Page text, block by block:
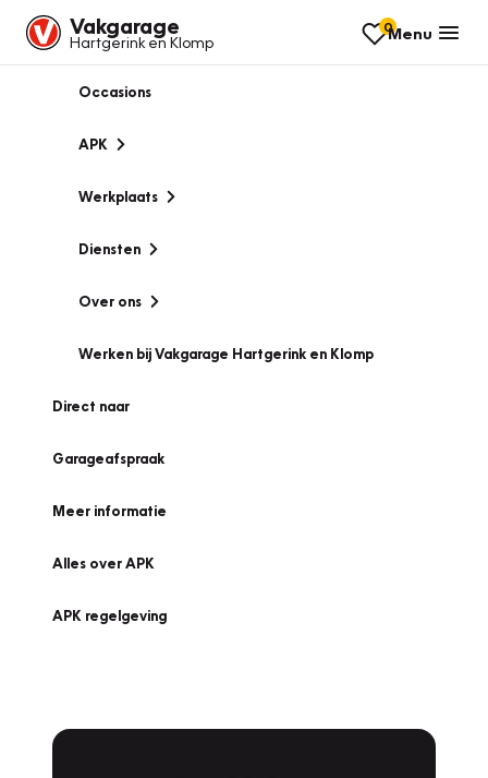
Vakgarage
Hartgerink en Klomp
0Menu
Occasions
APK
Werkplaats
Diensten
Over ons
Werken bij Vakgarage Hartgerink en Klomp
Direct naar
Garageafspraak
Meer informatie
Alles over APK
APK regelgeving